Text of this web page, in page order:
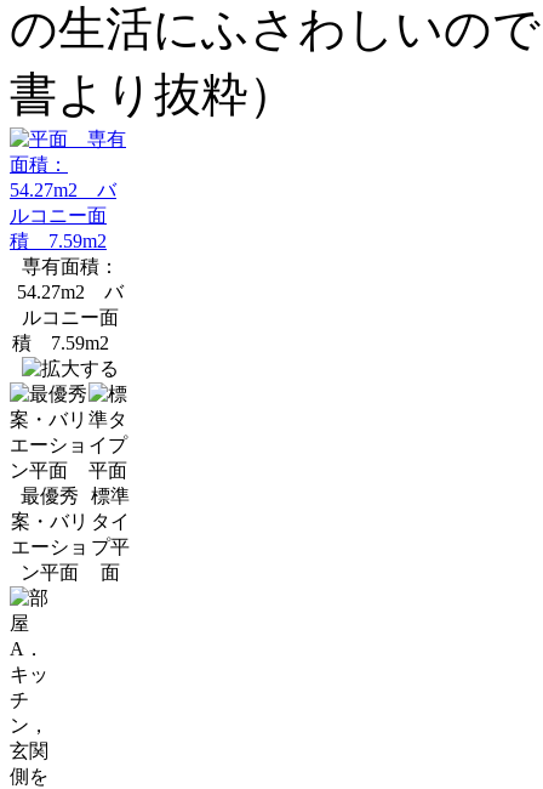
の生活にふさわしいの
書より抜粋）
専有面積：
54.27m2 バ
ルコニー面
積 7.59m2
最優秀
案・バリ
エーショ
ン平面
標準
タイ
プ平
面